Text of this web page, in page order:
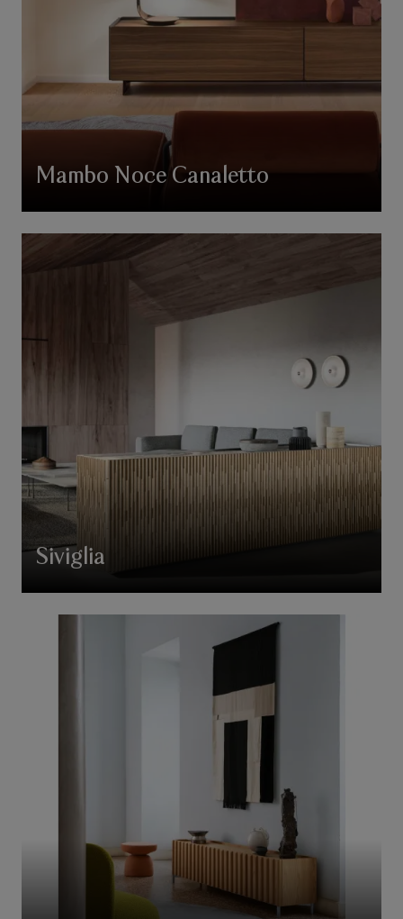
Mambo Noce Canaletto
Siviglia